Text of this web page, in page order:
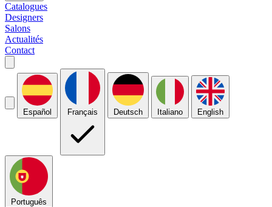
Catalogues
Designers
Salons
Actualités
Contact
Español Français Deutsch Italiano English
Português